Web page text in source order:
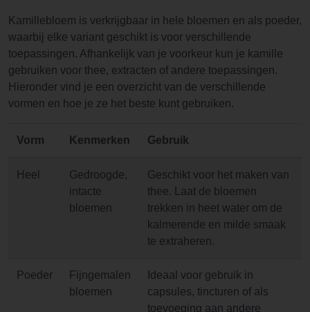
Kamillebloem is verkrijgbaar in hele bloemen en als poeder,
waarbij elke variant geschikt is voor verschillende
toepassingen. Afhankelijk van je voorkeur kun je kamille
gebruiken voor thee, extracten of andere toepassingen.
Hieronder vind je een overzicht van de verschillende
vormen en hoe je ze het beste kunt gebruiken.
Vorm Kenmerken Gebruik
Heel
Gedroogde,
intacte
bloemen
Geschikt voor het maken van
thee. Laat de bloemen
trekken in heet water om de
kalmerende en milde smaak
te extraheren.
Poeder
Fijngemalen
bloemen
Ideaal voor gebruik in
capsules, tincturen of als
toevoeging aan andere